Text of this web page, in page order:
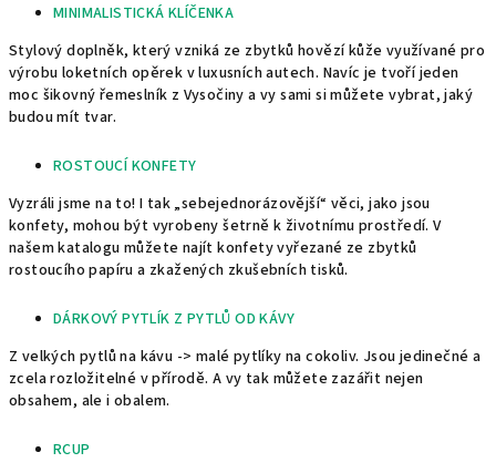
MINIMALISTICKÁ KLÍČENKA
Stylový doplněk, který vzniká ze zbytků hovězí kůže využívané pro
výrobu loketních opěrek v luxusních autech. Navíc je tvoří jeden
moc šikovný řemeslník z Vysočiny a vy sami si můžete vybrat, jaký
budou mít tvar.
ROSTOUCÍ KONFETY
Vyzráli jsme na to! I tak „sebejednorázovější“ věci, jako jsou
konfety, mohou být vyrobeny šetrně k životnímu prostředí. V
našem katalogu můžete najít konfety vyřezané ze zbytků
rostoucího papíru a zkažených zkušebních tisků.
DÁRKOVÝ PYTLÍK Z PYTLŮ OD KÁVY
Z velkých pytlů na kávu -> malé pytlíky na cokoliv. Jsou jedinečné a
zcela rozložitelné v přírodě. A vy tak můžete zazářit nejen
obsahem, ale i obalem.
RCUP